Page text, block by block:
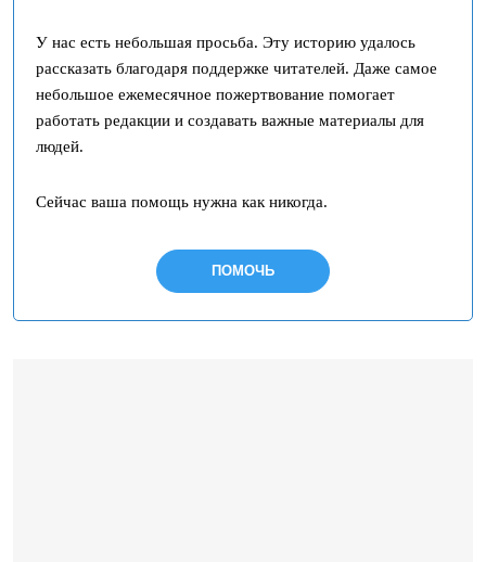
У нас есть небольшая просьба. Эту историю удалось
рассказать благодаря поддержке читателей. Даже самое
небольшое ежемесячное пожертвование помогает
работать редакции и создавать важные материалы для
людей.
Сейчас ваша помощь нужна как никогда.
ПОМОЧЬ